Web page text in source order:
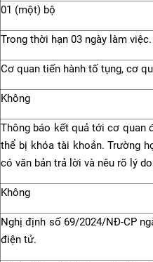
01 (một) bộ
Trong thời hạn 03 ngày làm việc.
Cơ quan tiến hành tố tụng, cơ
Không
Thông báo kết quả tới cơ quan
thể bị khóa tài khoản. Trường
có văn bản trả lời và nêu rõ lý
Không
Nghị định số 69/2024/NĐ-CP
điện tử.